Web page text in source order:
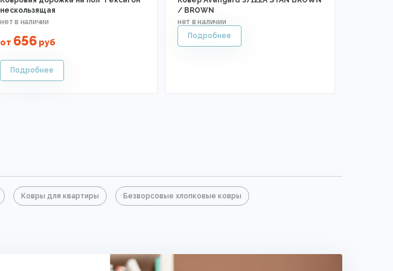
нескользящая
от 656 руб
/ BROWN
Ковры для квартиры Безворсовые хлопковые ковры